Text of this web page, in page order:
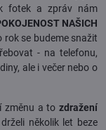
fotek a zpráv nám
NAŠICH
rok se budeme snažit
- na telefonu,
ale i večer nebo o
změnu a to zdražení
několik let beze